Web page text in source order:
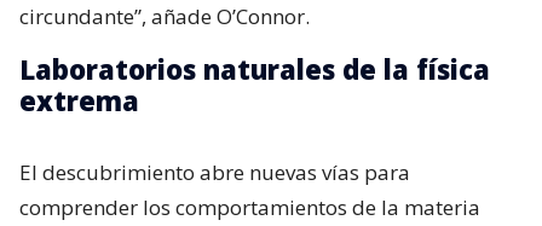
circundante”, añade O’Connor.
Laboratorios naturales de la física
extrema
El descubrimiento abre nuevas vías para
comprender los comportamientos de la materia